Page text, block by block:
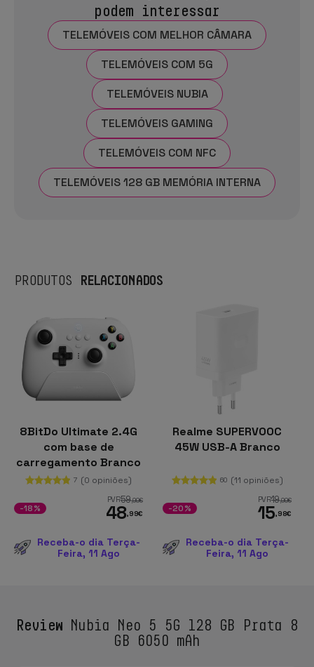
podem interessar
TELEMÓVEIS COM MELHOR CÂMARA
TELEMÓVEIS COM 5G
TELEMÓVEIS NUBIA
TELEMÓVEIS GAMING
TELEMÓVEIS COM NFC
TELEMÓVEIS 128 GB MEMÓRIA INTERNA
PRODUTOS RELACIONADOS
8BitDo Ultimate 2.4G
com base de
carregamento Branco
- Gamepad para
PC/Android/Steam
7 (0 opiniões)
PVR59,99€
48,99€
-18%
Receba-o dia Terça-
Feira, 11 Ago
Realme SUPERVOOC
45W USB-A Branco
60 (11 opiniões)
PVR19,99€
15,98€
-20%
Receba-o dia Terça-
Feira, 11 Ago
Review Nubia Neo 5 5G 128 GB Prata 8
GB 6050 mAh